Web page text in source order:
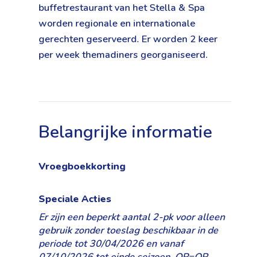
buffetrestaurant van het Stella & Spa
worden regionale en internationale
gerechten geserveerd. Er worden 2 keer
per week themadiners georganiseerd.
Belangrijke informatie
Vroegboekkorting
Speciale Acties
Er zijn een beperkt aantal 2-pk voor alleen
gebruik zonder toeslag beschikbaar in de
periode tot 30/04/2026 en vanaf